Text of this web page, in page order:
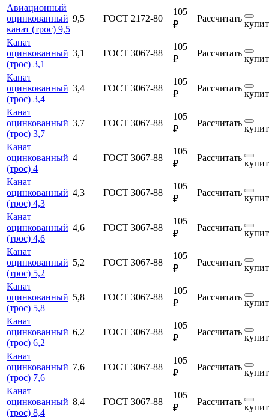
Авиационный
оцинкованный
канат (трос) 9,5
9,5 ГОСТ 2172-80
105
₽
Рассчитать
Канат
оцинкованный
(трос) 3,1
3,1 ГОСТ 3067-88
105
₽
Рассчитать
Канат
оцинкованный
(трос) 3,4
3,4 ГОСТ 3067-88
105
₽
Рассчитать
Канат
оцинкованный
(трос) 3,7
3,7 ГОСТ 3067-88
105
₽
Рассчитать
Канат
оцинкованный
(трос) 4
4 ГОСТ 3067-88
105
₽
Рассчитать
Канат
оцинкованный
(трос) 4,3
4,3 ГОСТ 3067-88
105
₽
Рассчитать
Канат
оцинкованный
(трос) 4,6
4,6 ГОСТ 3067-88
105
₽
Рассчитать
Канат
оцинкованный
(трос) 5,2
5,2 ГОСТ 3067-88
105
₽
Рассчитать
Канат
оцинкованный
(трос) 5,8
5,8 ГОСТ 3067-88
105
₽
Рассчитать
Канат
оцинкованный
(трос) 6,2
6,2 ГОСТ 3067-88
105
₽
Рассчитать
Канат
оцинкованный
(трос) 7,6
7,6 ГОСТ 3067-88
105
₽
Рассчитать
Канат
оцинкованный
(трос) 8,4
8,4 ГОСТ 3067-88
105
₽
Рассчитать